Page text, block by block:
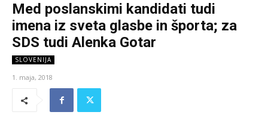
Med poslanskimi kandidati tudi
imena iz sveta glasbe in športa; za
SDS tudi Alenka Gotar
SLOVENIJA
1. maja, 2018